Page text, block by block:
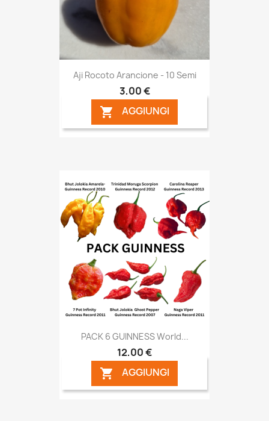
Aji Rocoto Arancione - 10 Semi
3,00 €
 AGGIUNGI
PACK 6 GUINNESS World...
12,00 €
 AGGIUNGI